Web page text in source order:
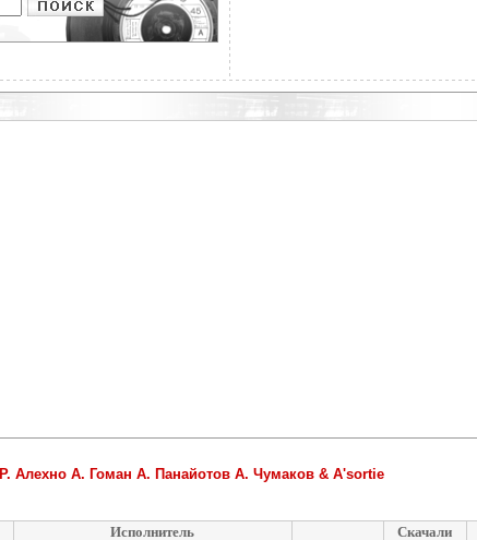
Алехно А. Гоман А. Панайотов А. Чумаков & A'sortie
Исполнитель Скачали